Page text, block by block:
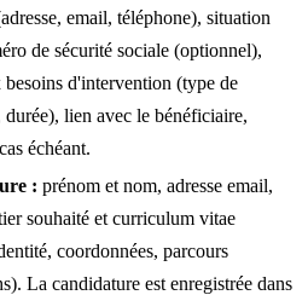
email, téléphone), situation
de sécurité sociale (optionnel),
d'intervention (type de
lien avec le bénéficiaire,
échéant.
: prénom et nom, adresse email,
souhaité et curriculum vitae
coordonnées, parcours
La candidature est enregistrée dans